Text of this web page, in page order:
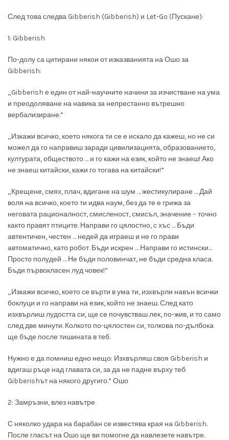
След това следва Gibberish (Gibberish) и Let-Go (Пускане):
1: Gibberish
По-долу са цитирани някои от изказванията на Ошо за
Gibberish:
„Gibberish е един от най-научните начини за изчистване на ума
и преодоляване на навика за непрестанно вътрешно
вербализиране.”
„Изкажи всичко, което някога ти се е искало да кажеш, но не си
можел да го направиш заради цивилизацията, образованието,
културата, обществото … и го кажи на език, който не знаеш! Ако
не знаеш китайски, кажи го тогава на китайски!”
„Крещене, смях, плач, вдигане на шум … жестикулиране … Дай
воля на всичко, което ти идва наум, без да те е грижа за
неговата рационалност, смисленост, смисъл, значение – точно
както правят птиците. Направи го цялостно, с хъс … Бъди
автентичен, честен … недей да играеш и не го прави
автоматично, като робот. Бъди искрен … Направи го истински…
Просто полудей … Не бъди половинчат, не бъди средна класа.
Бъди първокласен луд човек!”
„Изкажи всичко, което се върти в ума ти, изхвърли навън всички
боклуци и го направи на език, който не знаеш. След като
изхвърлиш лудостта си, ще се почувстваш лек, по-жив, и то само
след две минути. Колкото по-цялостен си, толкова по-дълбока
ще бъде после тишината в теб.
Нужно е да помниш едно нещо: Изхвърляш своя Gibberish и
вдигаш ръце над главата си, за да не падне върху теб
Gibberishът на някого другиго.” Ошо
2: Замръзни, влез навътре
С няколко удара на барабан се известява края на Gibberish.
После гласът на Ошо ще ви помогне да навлезете навътре.